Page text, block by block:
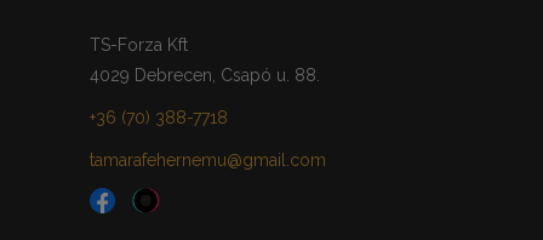
TS-Forza Kft
4029 Debrecen, Csapó u. 88.
+36 (70) 388-7718
tamarafehernemu@gmail.com